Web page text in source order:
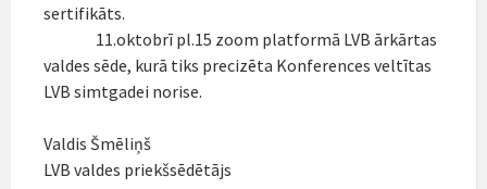
sertifikāts.
11.oktobrī pl.15 zoom platformā LVB ārkārtas
valdes sēde, kurā tiks precizēta Konferences veltītas
LVB simtgadei norise.
Valdis Šmēliņš
LVB valdes priekšsēdētājs